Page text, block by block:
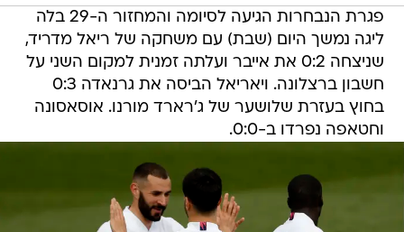
פגרת הנבחרות הגיעה לסיומה והמחזור ה-29 בלה
ליגה נמשך היום (שבת) עם משחקה של ריאל מדריד,
שניצחה 0:2 את אייבר ועלתה זמנית למקום השני על
חשבון ברצלונה. ויאריאל הביסה את גרנאדה 0:3
בחוץ בעזרת שלושער של ג'רארד מורנו. אוסאסונה
וחטאפה נפרדו ב-0:0.